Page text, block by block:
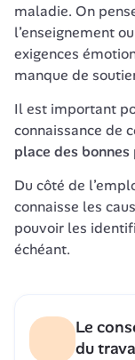
maladie. On
l’enseignement
exigences
manque de
Il est important
connaissance de
place des
Du côté de
connaisse les
pouvoir les
échéant.
Le
du